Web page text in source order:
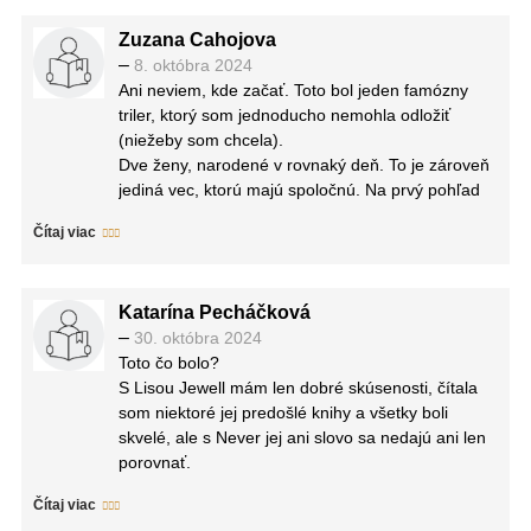
Zuzana Cahojova
– 8. októbra 2024
Ani neviem, kde začať. Toto bol jeden famózny
triler, ktorý som jednoducho nemohla odložiť
(niežeby som chcela).
Dve ženy, narodené v rovnaký deň. To je zároveň
jediná vec, ktorú majú spoločnú. Na prvý pohľad
nenahliadneme do ich súkromia bližšie. Alix
vidí ideálnu príležitosť túto cestu zdokumentovať.
Zaujímavý nápad sa však pomaly začne meniť na
nočnú moru. Josie má totiž desivé tajomstvá a Alix
si rýchlo začne priať, aby ju nikdy nestretla.
Odporúčam si vyhradiť čas na čítanie, lebo Never
jej ani slovo prečítate doslova na jesen záťah. V
príbehu sa striedali kapitoly medzi postavami,
podcastu a dokumentu. Každou ďalšou stránkou
Čítaj viac
Katarína Pecháčková
– 30. októbra 2024
Toto čo bolo?
S Lisou Jewell mám len dobré skúsenosti, čítala
som niektoré jej predošlé knihy a všetky boli
skvelé, ale s Never jej ani slovo sa nedajú ani len
porovnať.
veľmi, veľmi ale že veľmi zlé a čím viac textom
Čítaj viac